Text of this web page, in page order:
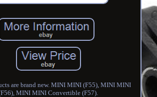
are brand new. MINI MINI (F55), MINI MINI
MINI MINI Convertible (F57).